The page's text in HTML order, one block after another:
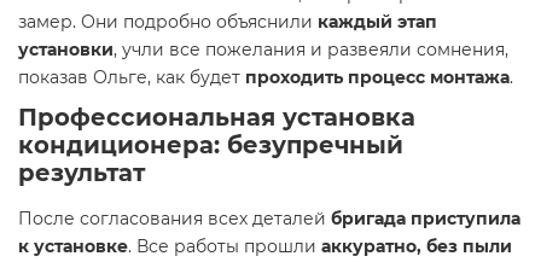
замер. Они подробно объяснили каждый этап
установки, учли все пожелания и развеяли сомнения,
показав Ольге, как будет проходить процесс монтажа.
Профессиональная установка
кондиционера: безупречный
результат
После согласования всех деталей бригада приступила
к установке. Все работы прошли аккуратно, без пыли